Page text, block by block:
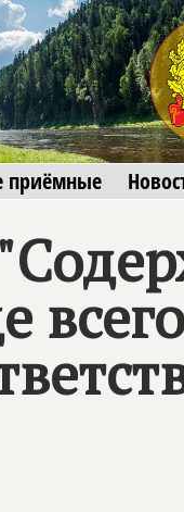
приёмные